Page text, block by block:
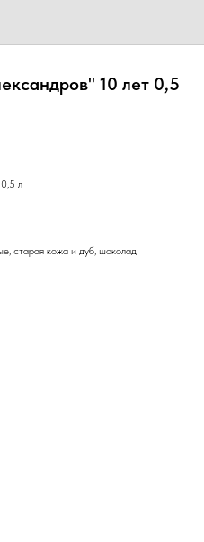
10 лет 0,5
0,5 л
старая кожа и дуб, шоколад